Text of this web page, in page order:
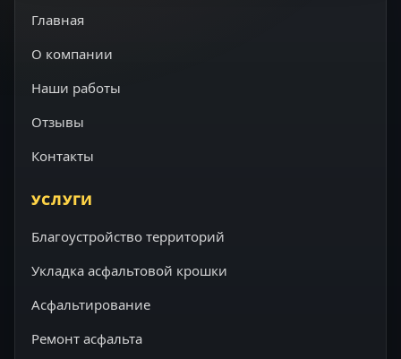
Главная
О компании
Наши работы
Отзывы
Контакты
УСЛУГИ
Благоустройство территорий
Укладка асфальтовой крошки
Асфальтирование
Ремонт асфальта